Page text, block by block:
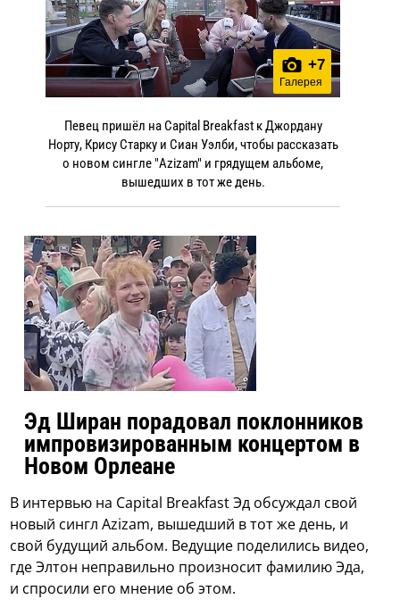
+7
Галерея
Певец пришёл на Capital Breakfast к Джордану
Норту, Крису Старку и Сиан Уэлби, чтобы рассказать
о новом сингле "Azizam" и грядущем альбоме,
вышедших в тот же день.
Эд Ширан порадовал поклонников
импровизированным концертом в
Новом Орлеане
В интервью на Capital Breakfast Эд обсуждал свой
новый сингл Azizam, вышедший в тот же день, и
свой будущий альбом. Ведущие поделились видео,
где Элтон неправильно произносит фамилию Эда,
и спросили его мнение об этом.